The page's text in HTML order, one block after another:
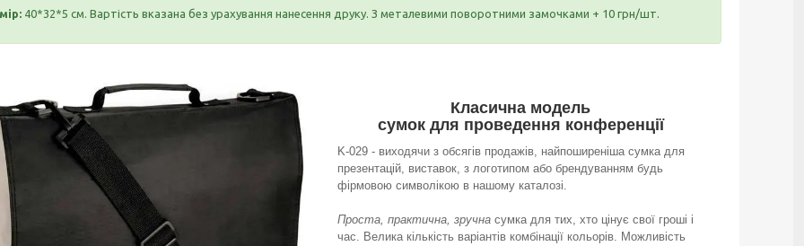
40*32*5 см. Вартість вказана без урахування нанесення друку. З металевими поворотними замочками + 10 грн/шт.
Класична модель
сумок для проведення конференції
K-029 - виходячи з обсягів продажів, найпоширеніша сумка для
презентацій, виставок, з логотипом або брендуванням будь
фірмовою символікою в нашому каталозі.
Проста, практична, зручна сумка для тих, хто цінує свої гроші і
час. Велика кількість варіантів комбінації кольорів. Можливість